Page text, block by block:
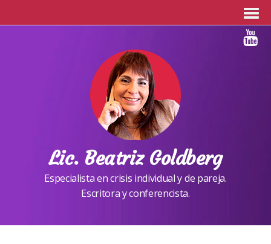
Lic. Beatriz Goldberg
Especialista en crisis individual y de pareja.
Escritora y conferencista.